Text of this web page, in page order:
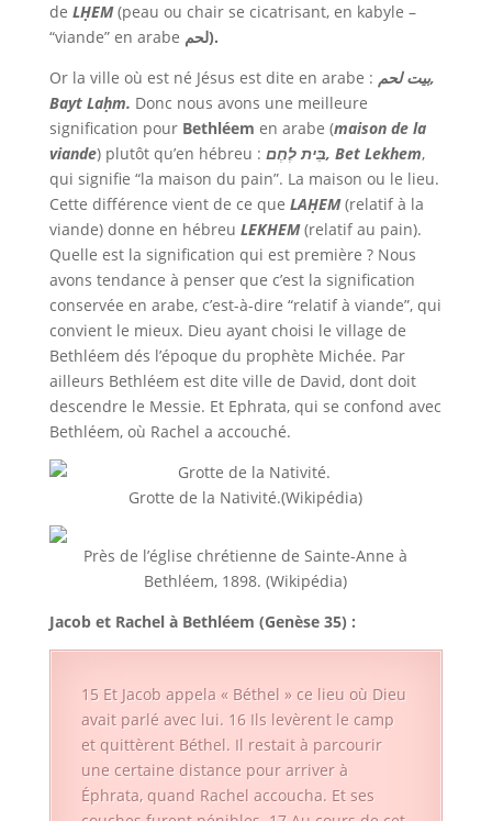
de LḤEM(peau ou chair se cicatrisant, en kabyle –
“viande” en arabe
لحم).
Or la ville où est né Jésus est dite en arabe : بيت لحم,
Bayt Laḥm. Donc nous avons une meilleure
signification pour Bethléem en arabe (maison de la
viande) plutôt qu’en hébreu : בֵּית לֶחֶם, Bet Lekhem,
qui signifie “la maison du pain”. La maison ou le lieu.
Cette différence vient de ce que LAḤEM(relatif à la
viande) donne en hébreu LEKHEM(relatif au pain).
Quelle est la signification qui est première ? Nous
avons tendance à penser que c’est la signification
conservée en arabe, c’est-à-dire “relatif à viande”, qui
convient le mieux. Dieu ayant choisi le village de
Bethléem dés l’époque du prophète Michée. Par
ailleurs Bethléem est dite ville de David, dont doit
descendre le Messie. Et Ephrata, qui se confond avec
Bethléem, où Rachel a accouché.
Grotte de la Nativité.(Wikipédia)
Près de l’église chrétienne de Sainte-Anne à
Bethléem, 1898. (Wikipédia)
Jacob et Rachel à Bethléem (Genèse 35) :
15 Et Jacob appela « Béthel » ce lieu où Dieu
avait parlé avec lui. 16 Ils levèrent le camp
et quittèrent Béthel. Il restait à parcourir
une certaine distance pour arriver à
Éphrata, quand Rachel accoucha. Et ses